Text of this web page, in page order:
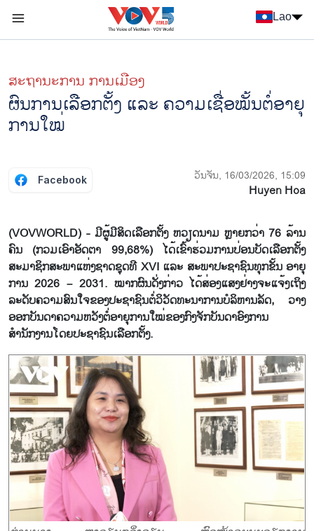
Lao
ສະຖານະການ ການເມືອງ
ຜົນ​ການ​ເລືອກ​ຕັ້ງ ແລະ ຄວາມ​ເຊື່ອ​ໝັ້ນຕໍ່​ອາ​ຍຸ​
ການ​ໃໝ່
Facebook ວັນຈັນ, 16/03/2026, 15:09
Huyen Hoa
(VOVWORLD) - ມີຜູ້ມີສິດເລືອກຕັ້ງ ຫວຽດນາມ ຫຼາຍກວ່າ 76 ລ້ານ
ຄົນ (ກວມເອົາອັດຕາ 99,68%) ໄດ້ເຂົ້າຮ່ວມການປ່ອນບັດເລືອກຕັ້ງ
ສະມາຊິກສະພາແຫ່ງຊາດຊຸດທີ XVI ແລະ ສະພາປະຊາຊົນທຸກຂັ້ນ ອາຍຸ
ການ 2026 – 2031. ໝາກຜົນດັ່ງກ່າວ ໄດ້ສ່ອງແສງຢ່າງຈະແຈ້ງເຖິງ
ລະດັບຄວາມສົນໃຈຂອງປະຊາຊົນຕໍ່ວິວັດທະນາການບໍລິຫານລັດ, ວາງ
ອອກບັນດາຄວາມຫວັງຕໍ່ອາຍຸການໃໝ່ຂອງກົງຈັກບັນດາອົງການ
ສຳນັກງານໂດຍປະຊາຊົນເລືອກຕັ້ງ.